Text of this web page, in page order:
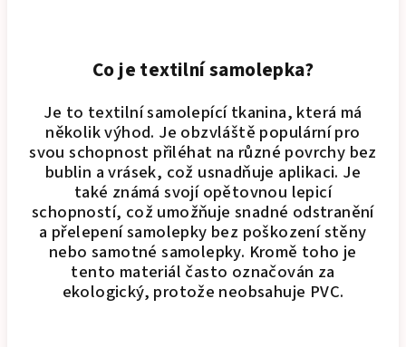
Co je textilní samolepka?
Je to textilní samolepící tkanina, která má
několik výhod. Je obzvláště populární pro
svou schopnost přiléhat na různé povrchy bez
bublin a vrásek, což usnadňuje aplikaci. Je
také známá svojí opětovnou lepicí
schopností, což umožňuje snadné odstranění
a přelepení samolepky bez poškození stěny
nebo samotné samolepky. Kromě toho je
tento materiál často označován za
ekologický, protože neobsahuje PVC.